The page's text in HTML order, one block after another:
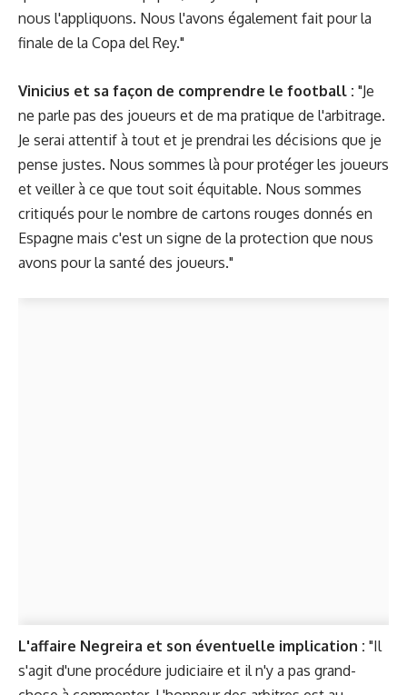
nous l'appliquons. Nous l'avons également fait pour la
finale de la Copa del Rey."
Vinicius et sa façon de comprendre le football : "Je
ne parle pas des joueurs et de ma pratique de l'arbitrage.
Je serai attentif à tout et je prendrai les décisions que je
pense justes. Nous sommes là pour protéger les joueurs
et veiller à ce que tout soit équitable. Nous sommes
critiqués pour le nombre de cartons rouges donnés en
Espagne mais c'est un signe de la protection que nous
avons pour la santé des joueurs."
L'affaire Negreira et son éventuelle implication : "Il
s'agit d'une procédure judiciaire et il n'y a pas grand-